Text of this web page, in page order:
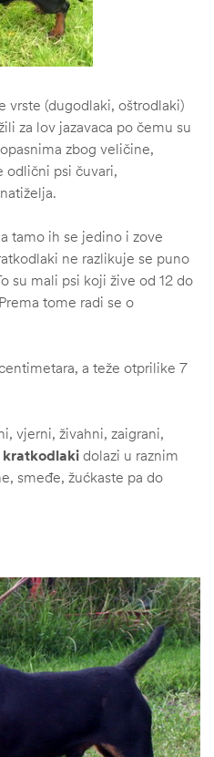
vrste (dugodlaki, oštrodlaki)
za lov jazavaca po čemu su
zbog veličine,
odlični psi čuvari,
tamo ih se jedino i zove
ne razlikuje se puno
su mali psi koji žive od 12 do
tome radi se o
a teže otprilike 7
vjerni, živahni, zaigrani,
dolazi u raznim
smeđe, žućkaste pa do